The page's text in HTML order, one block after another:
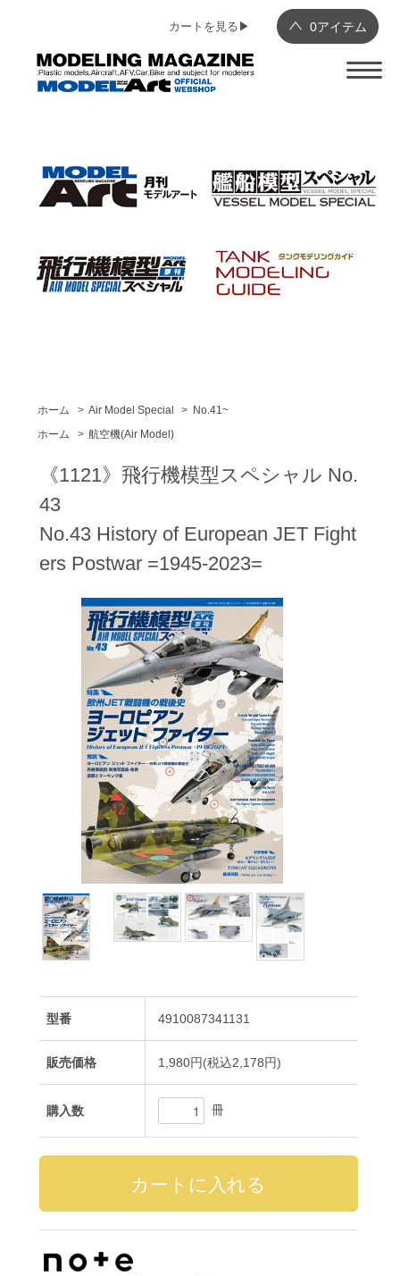
0アイテム
カートを見る▶︎
ホーム > Air Model Special > No.41~
ホーム
> 航空機(Air Model)
《1121》飛行機模型スペシャル No.
43
No.43 History of European JET Fight
ers Postwar =1945-2023=
型番 4910087341131
販売価格 1,980円(税込2,178円)
購入数 冊